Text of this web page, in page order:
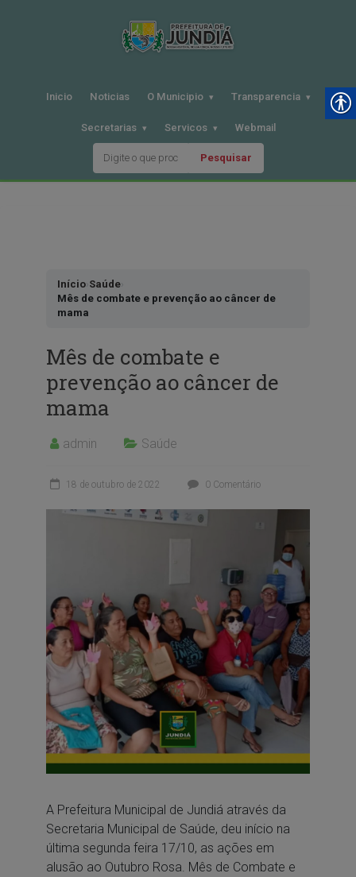
Inicio Noticias O Municipio Transparencia
Secretarias Servicos Webmail
Pesquisar
Início›Saúde›
Mês de combate e prevenção ao câncer de
mama
Mês de combate e
prevenção ao câncer de
mama
admin Saúde
18 de outubro de 2022 0 Comentário
A Prefeitura Municipal de Jundiá através da
Secretaria Municipal de Saúde, deu início na
última segunda feira 17/10, as ações em
alusão ao Outubro Rosa. Mês de Combate e